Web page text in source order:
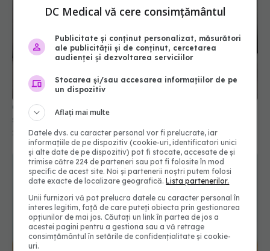
Greșeala alimentară care îți afectează digestia și
sănătatea pe termen lung
26 ian 2026, 16:12
DC Medical vă cere consimțământul
Publicitate și conținut personalizat, măsurători
ale publicității și de conținut, cercetarea
audienței și dezvoltarea serviciilor
Stocarea și/sau accesarea informațiilor de pe
un dispozitiv
Aflați mai multe
Datele dvs. cu caracter personal vor fi prelucrate, iar
informațiile de pe dispozitiv (cookie-uri, identificatori unici
și alte date de pe dispozitiv) pot fi stocate, accesate de și
trimise către 224 de parteneri sau pot fi folosite în mod
specific de acest site. Noi și partenerii noștri putem folosi
date exacte de localizare geografică.Lista partenerilor.
Unii furnizori vă pot prelucra datele cu caracter personal în
interes legitim, față de care puteți obiecta prin gestionarea
opțiunilor de mai jos. Căutați un link în partea de jos a
acestei pagini pentru a gestiona sau a vă retrage
consimțământul în setările de confidențialitate și cookie-
uri.